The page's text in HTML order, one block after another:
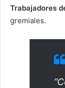
Trabajadores
gremiales.